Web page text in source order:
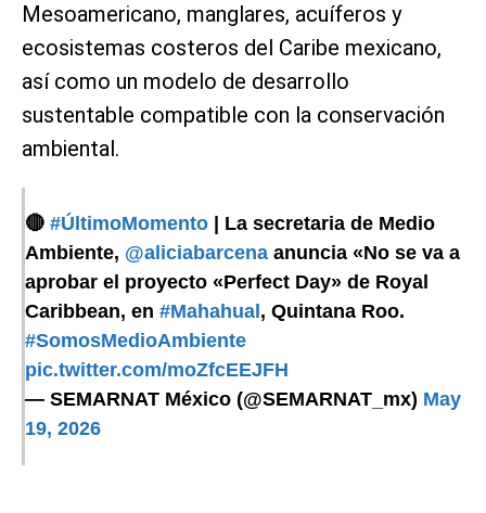
Mesoamericano, manglares, acuíferos y
ecosistemas costeros del Caribe mexicano,
así como un modelo de desarrollo
sustentable compatible con la conservación
ambiental.
🔴 #ÚltimoMomento | La secretaria de Medio
Ambiente, @aliciabarcena anuncia «No se va a
aprobar el proyecto «Perfect Day» de Royal
Caribbean, en #Mahahual , Quintana Roo.
#SomosMedioAmbiente
pic.twitter.com/moZfcEEJFH
— SEMARNAT México (@SEMARNAT_mx) May
19, 2026